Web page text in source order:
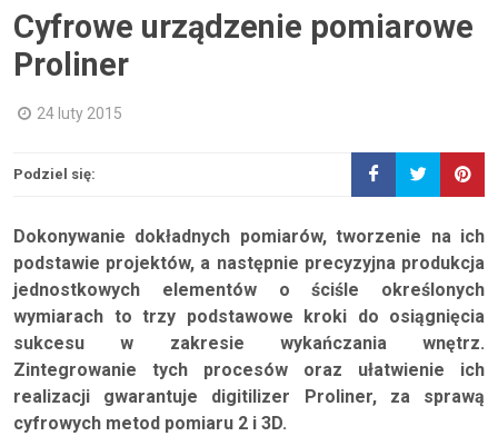
Cyfrowe urządzenie pomiarowe
Proliner
24 luty 2015
Podziel się:
Dokonywanie dokładnych pomiarów, tworzenie na ich
podstawie projektów, a następnie precyzyjna produkcja
jednostkowych elementów o ściśle określonych
wymiarach to trzy podstawowe kroki do osiągnięcia
sukcesu w zakresie wykańczania wnętrz.
Zintegrowanie tych procesów oraz ułatwienie ich
realizacji gwarantuje digitilizer Proliner, za sprawą
cyfrowych metod pomiaru 2 i 3D.